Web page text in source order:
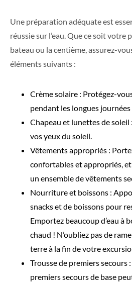
Une préparation adéquate est
réussie sur l’eau. Que ce soit votre
bateau ou la centième, assurez-
éléments suivants :
Crème solaire : Protégez-
pendant les longues journées
Chapeau et lunettes de
vos yeux du soleil.
Vêtements appropriés :
confortables et appropriés, et
un ensemble de vêtements
Nourriture et boissons :
snacks et de boissons pour
Emportez beaucoup d’eau à
chaud ! N’oubliez pas de
terre à la fin de votre
Trousse de premiers secours
premiers secours de base